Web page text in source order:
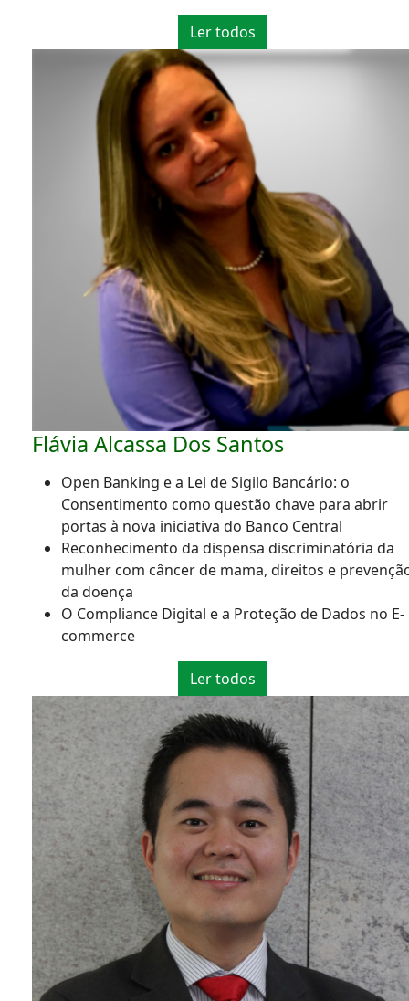
Ler todos
Flávia Alcassa Dos Santos
Open Banking e a Lei de Sigilo Bancário: o
Consentimento como questão chave para abrir
portas à nova iniciativa do Banco Central
Reconhecimento da dispensa discriminatória da
mulher com câncer de mama, direitos e
da doença
O Compliance Digital e a Proteção de Dados no E-
commerce
Ler todos